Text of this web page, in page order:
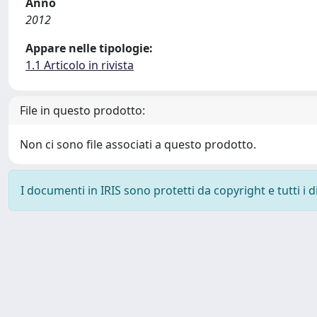
2012
Appare nelle tipologie:
1.1 Articolo in rivista
File in questo prodotto:
Non ci sono file associati a questo prodotto.
I documenti in IRIS sono protetti da copyright e tutti i